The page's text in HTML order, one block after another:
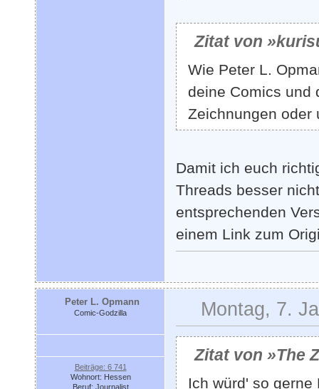
Zitat von
Wie Peter L.
deine Comics und
Zeichnungen oder
Damit ich euch
Threads besser
entsprechenden
einem Link zum
Peter L. Opmann
Comic-Godzilla
Beiträge: 6 741
Wohnort: Hessen
Beruf: Journalist
Montag, 7.
Zitat von »The
Ich würd' so